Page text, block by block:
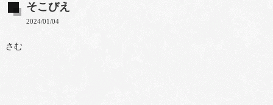
そこびえ
2024/01/04
さむ